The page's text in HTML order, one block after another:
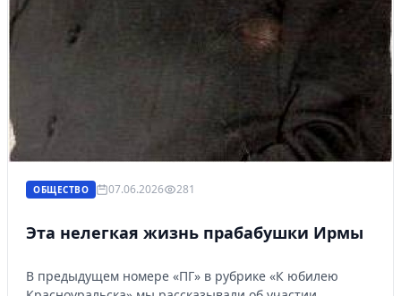
ОБЩЕСТВО 07.06.2026 281
Эта нелегкая жизнь прабабушки Ирмы
В предыдущем номере «ПГ» в рубрике «К юбилею